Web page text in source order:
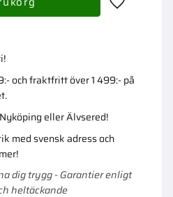
Lägg till i
och fraktfritt över 1 499:- på
eller Älvsered!
med svensk adress och
dig trygg - Garantier enligt
heltäckande